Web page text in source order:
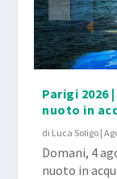
Parigi 2026
nuoto in
di Luca Soligo |
Domani, 4
nuoto in